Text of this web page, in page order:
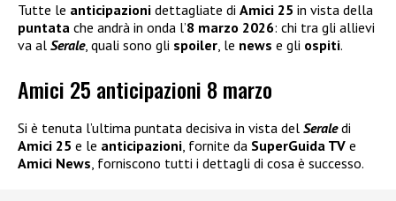
Tutte le anticipazioni dettagliate di Amici 25 in vista della
puntata che andrà in onda l’8 marzo 2026: chi tra gli allievi
va al Serale, quali sono gli spoiler, le news e gli ospiti.
Amici 25 anticipazioni 8 marzo
Si è tenuta l’ultima puntata decisiva in vista del Seraledi
Amici 25 e le anticipazioni, fornite da SuperGuida TV e
Amici News, forniscono tutti i dettagli di cosa è successo.